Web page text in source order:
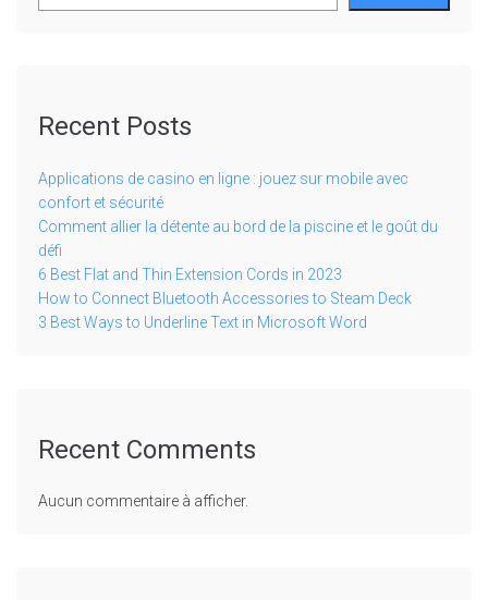
Recent Posts
Applications de casino en ligne : jouez sur mobile avec
confort et sécurité
Comment allier la détente au bord de la piscine et le goût du
défi
6 Best Flat and Thin Extension Cords in 2023
How to Connect Bluetooth Accessories to Steam Deck
3 Best Ways to Underline Text in Microsoft Word
Recent Comments
Aucun commentaire à afficher.